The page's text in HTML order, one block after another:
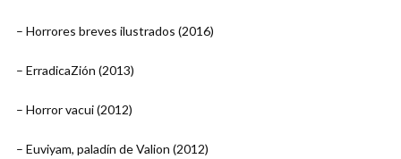
– Horrores breves ilustrados (2016)
– ErradicaZión (2013)
– Horror vacui (2012)
– Euviyam, paladín de Valion (2012)